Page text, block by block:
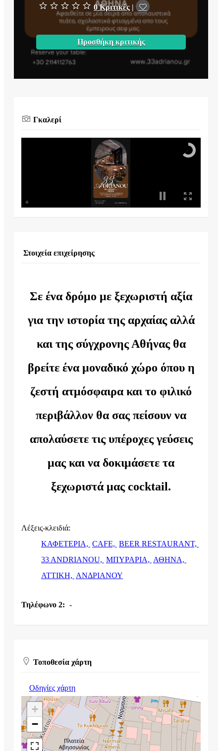
0 Κριτικές |
Προσθήκη κριτικής
Γκαλερί
Στοιχεία επιχείρησης
Σε ένα δρόμο με ξεχωριστή αξία
για την ιστορία της αρχαίας αλλά
και της σύγχρονης Αθήνας θα
βρείτε ένα μοναδικό χώρο όπου η
ζεστή ατμόσφαιρα και το φιλικό
περιβάλλον θα σας πείσουν να
απολαύσετε τις υπέροχες γεύσεις
μας και να δοκιμάσετε τα
ξεχωριστά μας cocktail.
Λέξεις-κλειδιά:
ΚΑΦΕΤΕΡΙΑ, CAFE, BEER RESTAURANT,
33 ANDRIANOU, ΜΠΥΡΑΡΙΑ, ΑΘΗΝΑ,
ΑΤΤΙΚΗ, ΑΝΔΡΙΑΝΟΥ
Τηλέφωνο 2: -
Τοποθεσία χάρτη
Οδηγίες χάρτη
+
−